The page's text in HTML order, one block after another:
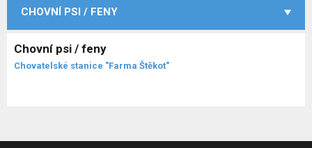
CHOVNÍ PSI / FENY
Chovní psi / feny
Chovatelské stanice "Farma Štěkot"